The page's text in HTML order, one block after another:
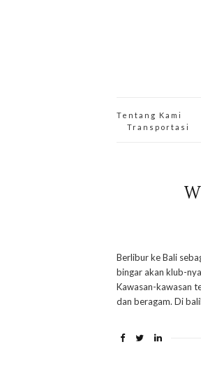
Tentang Kami
Transportasi
Berlibur ke Bali
bingar akan klub-
Kawasan-kawasan
dan beragam. Di